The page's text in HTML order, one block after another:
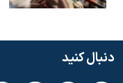
دنبال کنید